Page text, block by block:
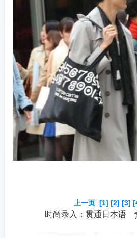
上一页 [1] [2] [3]
时尚录入：贯通日本语